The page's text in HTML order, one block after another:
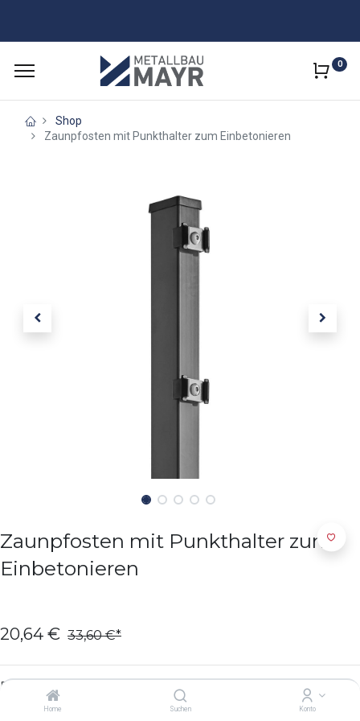
Home Suchen Konto
0
Shop
Zaunpfosten mit Punkthalter zum Einbetonieren
Zaunpfosten mit Punkthalter zum
Einbetonieren
20,64 € 33,60€
Farbe